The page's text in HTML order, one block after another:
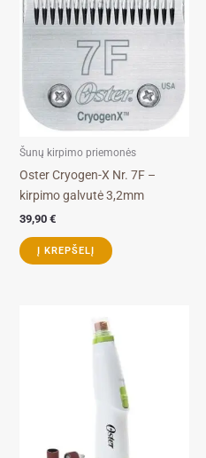
Šunų kirpimo priemonės
Oster Cryogen-X Nr. 7F –
kirpimo galvutė 3,2mm
39,90 €
Į KREPŠELĮ